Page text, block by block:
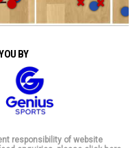
BY
responsibility of website